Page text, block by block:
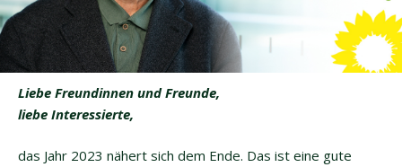
Liebe Freundinnen und Freunde,
liebe Interessierte,
das Jahr 2023 nähert sich dem Ende. Das ist eine gute